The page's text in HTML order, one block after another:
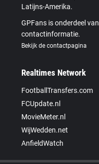
Latijns-Amerika.
GPFans is onderdeel
contactinformatie.
Bekijk de contactpagina
Realtimes Network
FootballTransfers.com
FCUpdate.nl
MovieMeter.nl
WijWedden.net
AnfieldWatch